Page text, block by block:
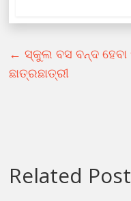
← ସ୍କୁଲ ବସ ବନ୍ଦ
ଛାତ୍ରଛାତ୍ରୀ
Related